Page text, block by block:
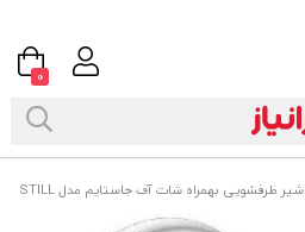
شیر ظرفشویی بهمراه شات آف جاستایم مدل STILL کد 6772
0